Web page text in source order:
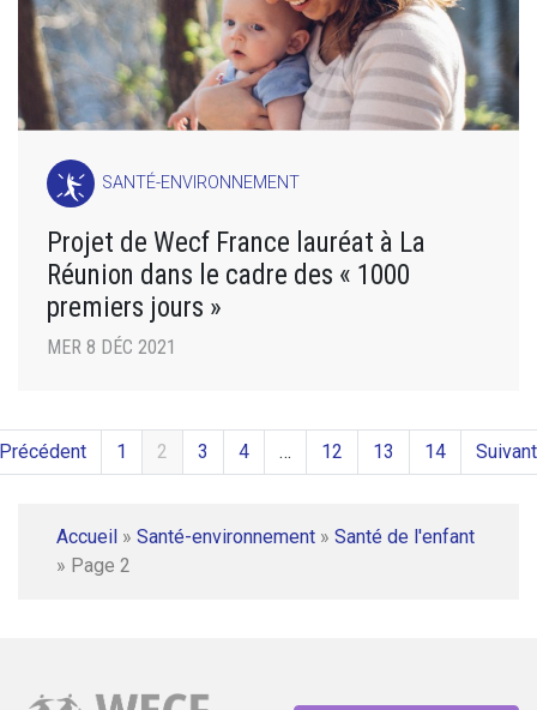
SANTÉ-ENVIRONNEMENT
Projet de Wecf France lauréat à La
Réunion dans le cadre des « 1000
premiers jours »
MER 8 DÉC 2021
1 2 3 4 … 12 13 14
Accueil » Santé-environnement » Santé de l'enfant
» Page 2